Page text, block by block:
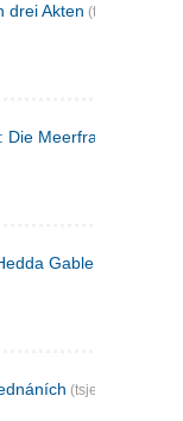
drei Akten (tysk)
Meerfrau ; Hedda
Gabler ;
(tsjekkisk)